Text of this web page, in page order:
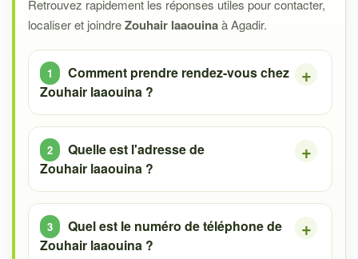
Retrouvez rapidement les réponses utiles pour contacter,
localiser et joindreZouhair laaouinaà Agadir.
Comment prendre rendez-vous chez
Zouhair laaouina ?
Quelle est l'adresse de
Zouhair laaouina ?
Quel est le numéro de téléphone de
Zouhair laaouina ?